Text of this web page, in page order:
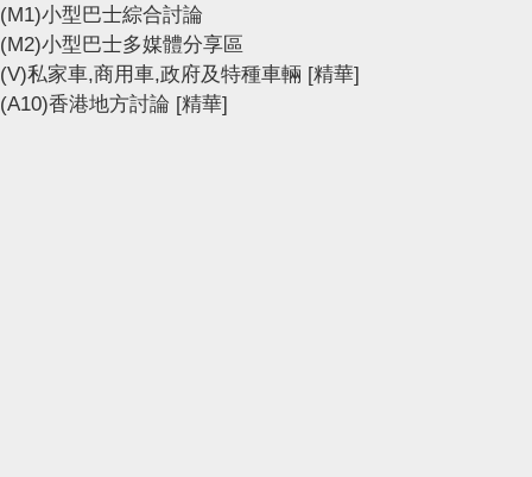
(M1)小型巴士綜合討論
(M2)小型巴士多媒體分享區
(V)私家車,商用車,政府及特種車輛 [精華]
(A10)香港地方討論 [精華]